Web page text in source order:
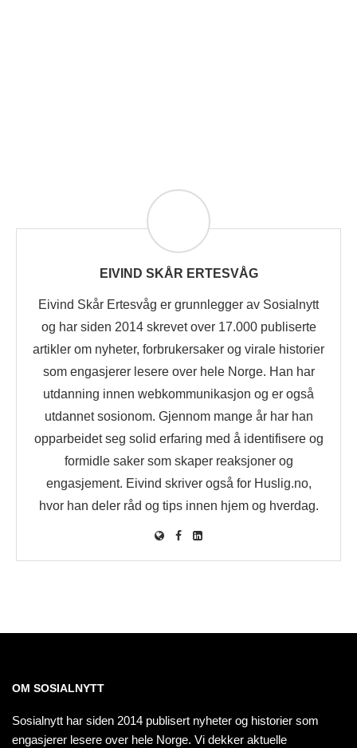
EIVIND SKÅR ERTESVÅG
Eivind Skår Ertesvåg er grunnlegger av Sosialnytt
og har siden 2014 skrevet over 17.000 publiserte
artikler om nyheter, forbrukersaker og virale historier
som engasjerer lesere over hele Norge. Han har
utdanning innen webkommunikasjon og er også
utdannet sosionom. Gjennom mange år har han
opparbeidet seg solid erfaring med å identifisere og
formidle saker som skaper reaksjoner og
engasjement. Eivind skriver også for Huslig.no,
hvor han deler råd og tips innen hjem og hverdag.
OM SOSIALNYTT
Sosialnytt har siden 2014 publisert nyheter og historier som
engasjerer lesere over hele Norge. Vi dekker aktuelle